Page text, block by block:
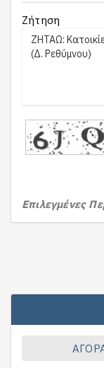
Ζήτηση
Επιλεγμένες